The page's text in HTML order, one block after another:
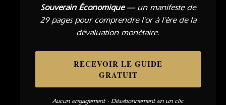
Souverain Économique— un manifeste de
29 pages pour comprendre l’or à l’ère de la
dévaluation monétaire.
RECEVOIR LE GUIDE
GRATUIT
Aucun engagement · Désabonnement en un clic